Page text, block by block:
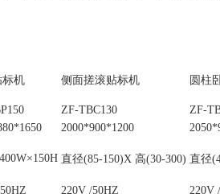
标机 侧面搓滚贴标机 圆柱
ZF-TBC130
ZF-
2000*900*1200
直径(85-150)X 高(30-300) 直径
220V /50HZ 220V